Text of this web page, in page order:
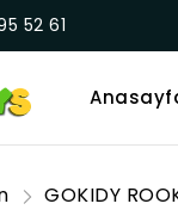
52 61
GOKIDY